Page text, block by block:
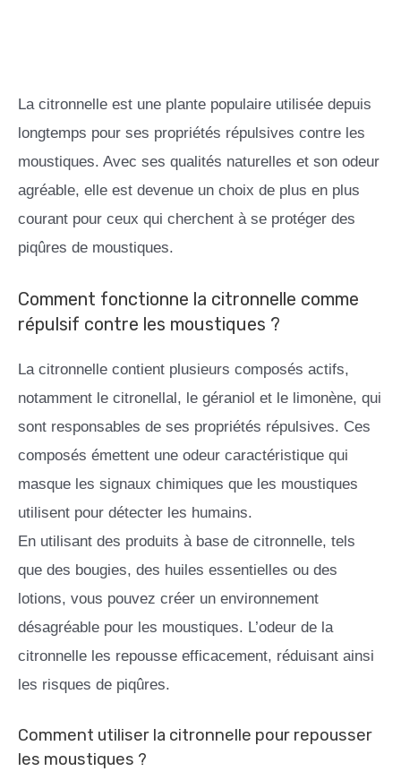
La citronnelle est une plante populaire utilisée depuis
longtemps pour ses propriétés répulsives contre les
moustiques. Avec ses qualités naturelles et son odeur
agréable, elle est devenue un choix de plus en plus
courant pour ceux qui cherchent à se protéger des
piqûres de moustiques.
Comment fonctionne la citronnelle comme
répulsif contre les moustiques ?
La citronnelle contient plusieurs composés actifs,
notamment le citronellal, le géraniol et le limonène, qui
sont responsables de ses propriétés répulsives. Ces
composés émettent une odeur caractéristique qui
masque les signaux chimiques que les moustiques
utilisent pour détecter les humains.
En utilisant des produits à base de citronnelle, tels
que des bougies, des huiles essentielles ou des
lotions, vous pouvez créer un environnement
désagréable pour les moustiques. L’odeur de la
citronnelle les repousse efficacement, réduisant ainsi
les risques de piqûres.
Comment utiliser la citronnelle pour repousser
les moustiques ?